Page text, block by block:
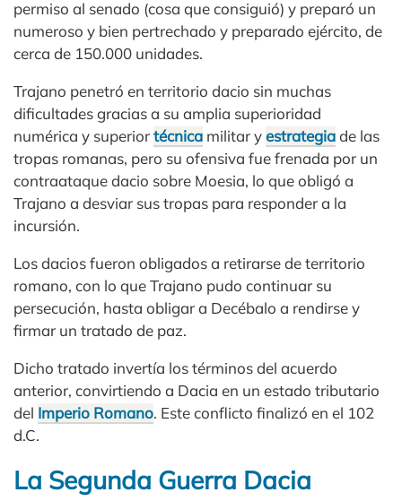
permiso al senado (cosa que consiguió) y preparó un
numeroso y bien pertrechado y preparado ejército, de
cerca de 150.000 unidades.
Trajano penetró en territorio dacio sin muchas
dificultades gracias a su amplia superioridad
numérica y superiortécnica militar yestrategiade las
tropas romanas, pero su ofensiva fue frenada por un
contraataque dacio sobre Moesia, lo que obligó a
Trajano a desviar sus tropas para responder a la
incursión.
Los dacios fueron obligados a retirarse de territorio
romano, con lo que Trajano pudo continuar su
persecución, hasta obligar a Decébalo a rendirse y
firmar un tratado de paz.
Dicho tratado invertía los términos del acuerdo
anterior, convirtiendo a Dacia en un estado tributario
del Imperio Romano. Este conflicto finalizó en el 102
d.C.
La Segunda Guerra Dacia